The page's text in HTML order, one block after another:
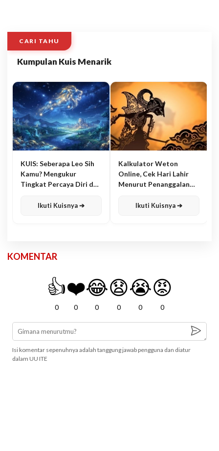
CARI TAHU
Kumpulan Kuis Menarik
KUIS: Seberapa Leo Sih
Kamu? Mengukur
Tingkat Percaya Diri dan
Ikuti Kuisnya ➔
Kalkulator Weton
Online, Cek Hari Lahir
Menurut Penanggalan
Ikuti Kuisnya ➔
KOMENTAR
👍
0
❤️
0
😂
0
😧
0
😭
0
😡
0
Isi komentar sepenuhnya adalah tanggung jawab pengguna dan diatur
dalam UU ITE